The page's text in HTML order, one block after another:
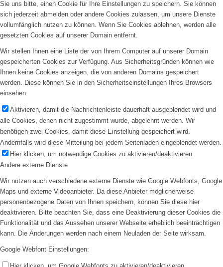
Sie uns bitte, einen Cookie für Ihre Einstellungen zu speichern. Sie können
sich jederzeit abmelden oder andere Cookies zulassen, um unsere Dienste
vollumfänglich nutzen zu können. Wenn Sie Cookies ablehnen, werden alle
gesetzten Cookies auf unserer Domain entfernt.
Wir stellen Ihnen eine Liste der von Ihrem Computer auf unserer Domain
gespeicherten Cookies zur Verfügung. Aus Sicherheitsgründen können wie
Ihnen keine Cookies anzeigen, die von anderen Domains gespeichert
werden. Diese können Sie in den Sicherheitseinstellungen Ihres Browsers
einsehen.
Aktivieren, damit die Nachrichtenleiste dauerhaft ausgeblendet wird und
alle Cookies, denen nicht zugestimmt wurde, abgelehnt werden. Wir
benötigen zwei Cookies, damit diese Einstellung gespeichert wird.
Andernfalls wird diese Mitteilung bei jedem Seitenladen eingeblendet werden.
Hier klicken, um notwendige Cookies zu aktivieren/deaktivieren.
Andere externe Dienste
Wir nutzen auch verschiedene externe Dienste wie Google Webfonts, Google
Maps und externe Videoanbieter. Da diese Anbieter möglicherweise
personenbezogene Daten von Ihnen speichern, können Sie diese hier
deaktivieren. Bitte beachten Sie, dass eine Deaktivierung dieser Cookies die
Funktionalität und das Aussehen unserer Webseite erheblich beeinträchtigen
kann. Die Änderungen werden nach einem Neuladen der Seite wirksam.
Google Webfont Einstellungen: